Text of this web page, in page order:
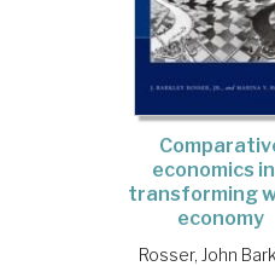
economics
transforming
economy
Rosser, John